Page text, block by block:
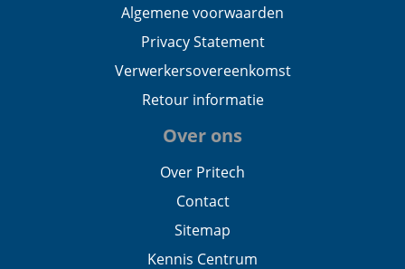
Algemene voorwaarden
Privacy Statement
Verwerkersovereenkomst
Retour informatie
Over ons
Over Pritech
Contact
Sitemap
Kennis Centrum